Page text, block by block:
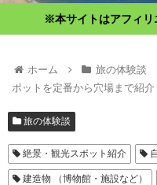
※本サイトはアフィリ
ホーム 旅の体験談
ポットを定番から穴場まで紹介
旅の体験談
絶景・観光スポット紹介
建造物 （博物館・施設など）